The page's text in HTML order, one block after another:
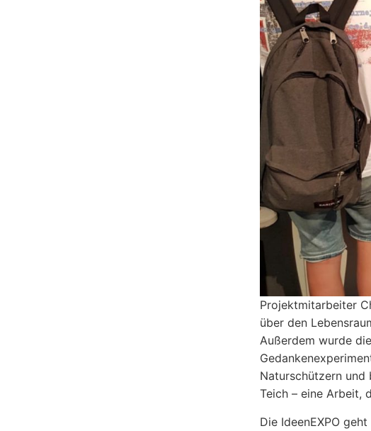
Projektmitarbeiter
über den
Außerdem wurde
Naturschützern und
Teich – eine Arbeit,
Die IdeenEXPO